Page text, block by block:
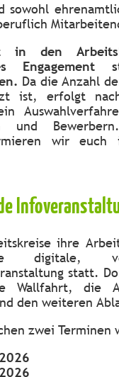
sowohl
in den
Engagement
Da die Anzahl
ist, erfolgt
und
wir euch
ihre
digitale,
statt.
Wallfahrt, die
den weiteren
zwei Terminen